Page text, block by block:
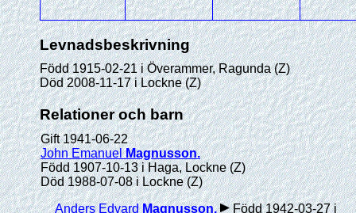
Levnadsbeskrivning
Född 1915-02-21 i Överammer, Ragunda (Z)
Död 2008-11-17 i Lockne (Z)
Relationer och barn
Gift 1941-06-22
John Emanuel Magnusson.
Född 1907-10-13 i Haga, Lockne (Z)
Död 1988-07-08 i Lockne (Z)
Anders Edvard Magnusson.
Född 1942-03-27 i